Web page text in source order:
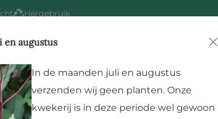
Hergebruik
Bezoek Paard en Plant
onsmodelformulier herroeping .
en augustus
In de maanden juli en augustus
verzenden wij geen planten. Onze
kwekerij is in deze periode wel gewoon